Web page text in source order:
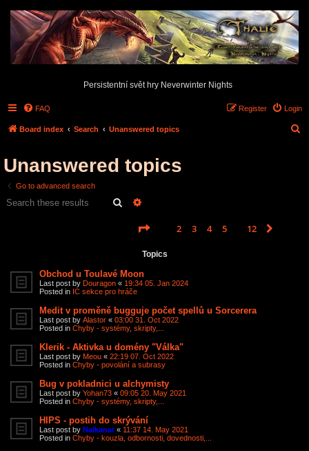
Persistentní svět hry Neverwinter Nights
FAQ Login
Register
Board index Search Unanswered topics
Unanswered topics
Go to advanced search
Search
Page 1of 12
2 3 4 5 12
Topics
Obchod u Toulavé Moon
Last post by Douragon « 19:34 05. Jan 2024
Posted in IC sekce pro hráče
Medit v proměně bugguje počet spellů u Sorcerera
Last post by Alastor « 03:00 31. Oct 2022
Posted in Chyby - systémy, skripty,...
Klerik - Aktivka u domény "Válka"
Last post by Meou « 22:19 07. Oct 2022
Posted in Chyby - povolání a subrasy
Bug v pokladnici u alchymisty
Last post by Yohan73 « 09:05 20. May 2021
Posted in Chyby - systémy, skripty,...
HIPS - postih do skrývání
Last post by Nalkanar« 11:37 14. May 2021
Posted in Chyby - kouzla, odbornosti, dovednosti,...